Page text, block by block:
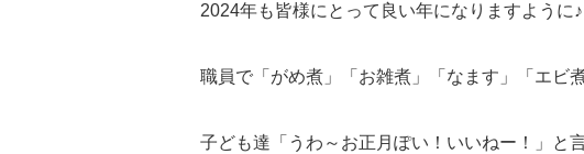
2024年も皆様にとって良い年になりますように♪
職員で「がめ煮」「お雑煮」「なます」「エビ
子ども達「うわ～お正月ぽい！いいねー！」と